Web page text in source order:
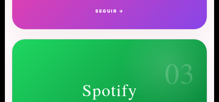
SEGUIR →
03
Spotify